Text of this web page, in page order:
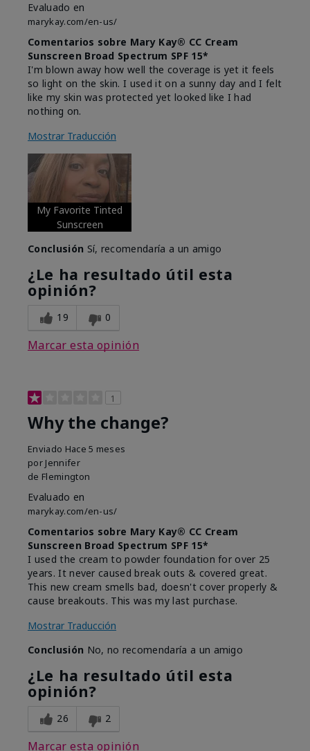
Evaluado en
marykay.com/en-us/
Comentarios sobre Mary Kay® CC Cream
Sunscreen Broad Spectrum SPF 15*
I'm blown away how well the coverage is yet it feels
so light on the skin. I used it on a sunny day and I felt
like my skin was protected yet looked like I had
nothing on.
Mostrar Traducción
My Favorite Tinted
Sunscreen
Conclusión Sí, recomendaría a un amigo
¿Le ha resultado útil esta
opinión?
19 0
Marcar esta opinión
1
Why the change?
Enviado Hace 5 meses
por Jennifer
de Flemington
Evaluado en
marykay.com/en-us/
Comentarios sobre Mary Kay® CC Cream
Sunscreen Broad Spectrum SPF 15*
I used the cream to powder foundation for over 25
years. It never caused break outs & covered great.
This new cream smells bad, doesn't cover properly &
cause breakouts. This was my last purchase.
Mostrar Traducción
Conclusión No, no recomendaría a un amigo
¿Le ha resultado útil esta
opinión?
26 2
Marcar esta opinión